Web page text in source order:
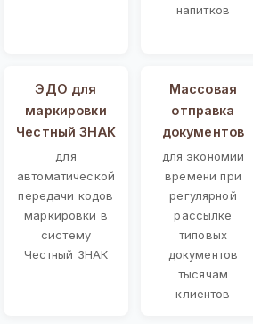
напитков
ЭДО для
маркировки
Честный ЗНАК
для
автоматической
передачи кодов
маркировки в
систему
Честный ЗНАК
Массовая
отправка
документов
для экономии
времени при
регулярной
рассылке
типовых
документов
тысячам
клиентов